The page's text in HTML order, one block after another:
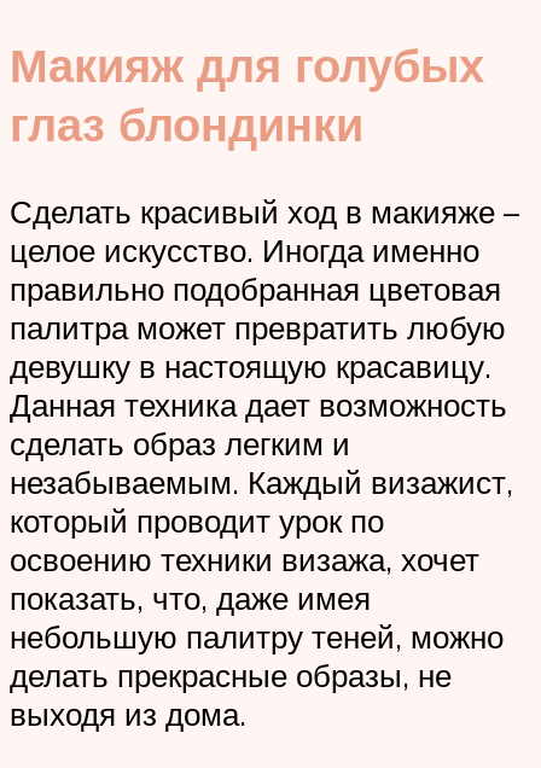
Макияж для голубых
глаз блондинки
Сделать красивый ход в макияже –
целое искусство. Иногда именно
правильно подобранная цветовая
палитра может превратить любую
девушку в настоящую красавицу.
Данная техника дает возможность
сделать образ легким и
незабываемым. Каждый визажист,
который проводит урок по
освоению техники визажа, хочет
показать, что, даже имея
небольшую палитру теней, можно
делать прекрасные образы, не
выходя из дома.